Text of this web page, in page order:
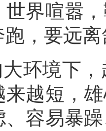
界喧嚣
，要远
环境下
越短，
、容易暴